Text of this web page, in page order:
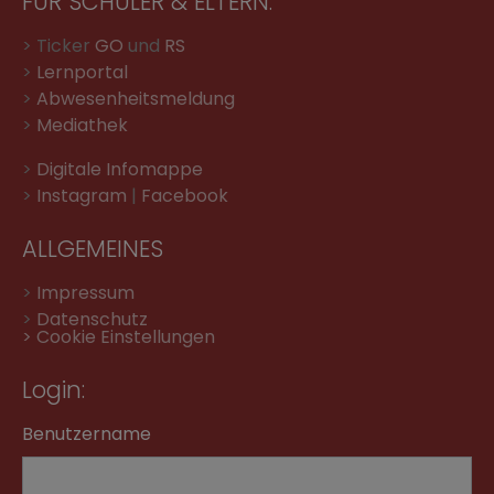
> Ticker GO und RS
> Lernportal
> Abwesenheitsmeldung
> Mediathek
> Digitale Infomappe
> Instagram | Facebook
ALLGEMEINES
> Impressum
> Datenschutz
> Cookie Einstellungen
Login:
Benutzername